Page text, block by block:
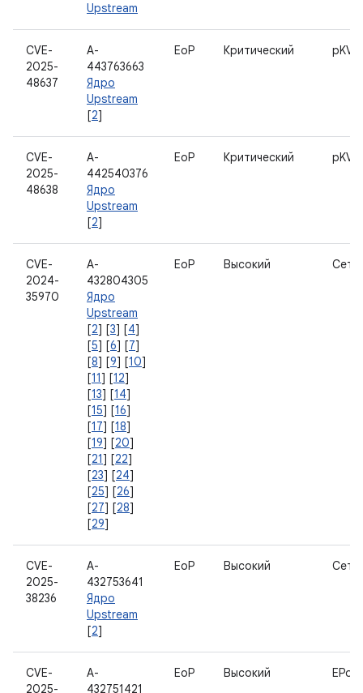
Upstream
CVE-
2025-
48637
A-
443763663
Ядро
Upstream
[2]
EoP Критический pKVM
CVE-
2025-
48638
A-
442540376
Ядро
Upstream
[2]
EoP Критический pKVM
CVE-
2024-
35970
A-
432804305
Ядро
Upstream
[2] [3] [4]
[5] [6] [7]
[8] [9] [10]
[11] [12]
[13] [14]
[15] [16]
[17] [18]
[19] [20]
[21] [22]
[23] [24]
[25] [26]
[27] [28]
[29]
EoP Высокий Сеть
CVE-
2025-
38236
A-
432753641
Ядро
Upstream
[2]
EoP Высокий Сеть
CVE-
2025-
A-
432751421
EoP Высокий EPoll